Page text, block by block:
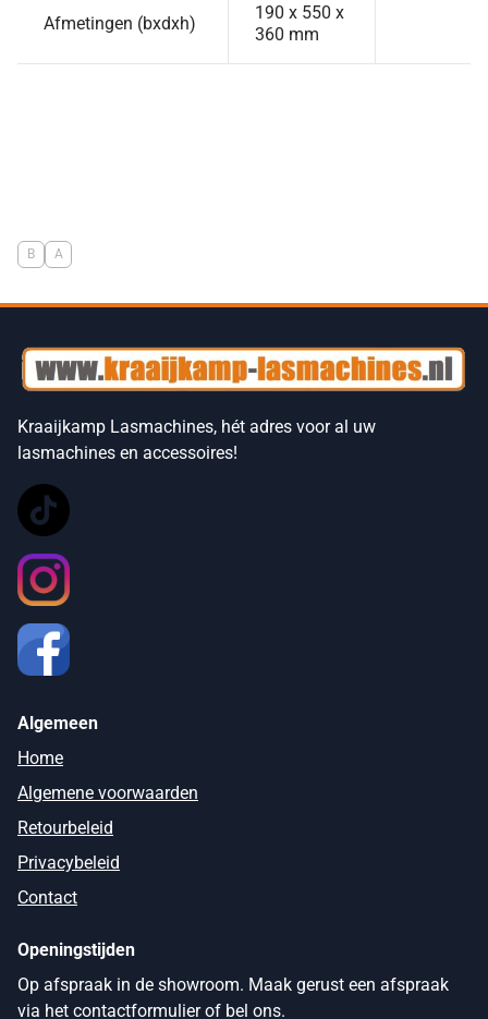
Afmetingen (bxdxh)
190 x 550 x
360 mm
B A
Kraaijkamp Lasmachines, hét adres voor al uw
lasmachines en accessoires!
Algemeen
Home
Algemene voorwaarden
Retourbeleid
Privacybeleid
Contact
Openingstijden
Op afspraak in de showroom. Maak gerust een afspraak
via het contactformulier of bel ons.